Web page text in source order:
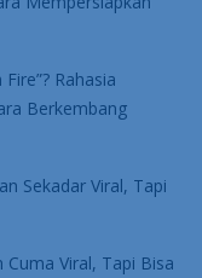
Rahasia
Berkembang
Sekadar Viral, Tapi
Viral, Tapi Bisa